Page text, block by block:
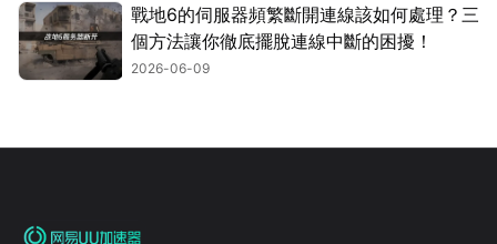
戰地6的伺服器頻繁斷開連線該如何處理？三
個方法讓你徹底擺脫連線中斷的困擾！
2026-06-09